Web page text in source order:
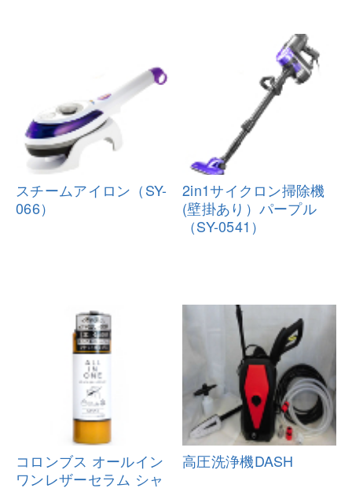
スチームアイロン（SY-
066）
2in1サイクロン掃除機
(壁掛あり）パープル
（SY-0541）
コロンブス オールイン
ワンレザーセラム シャ
高圧洗浄機DASH